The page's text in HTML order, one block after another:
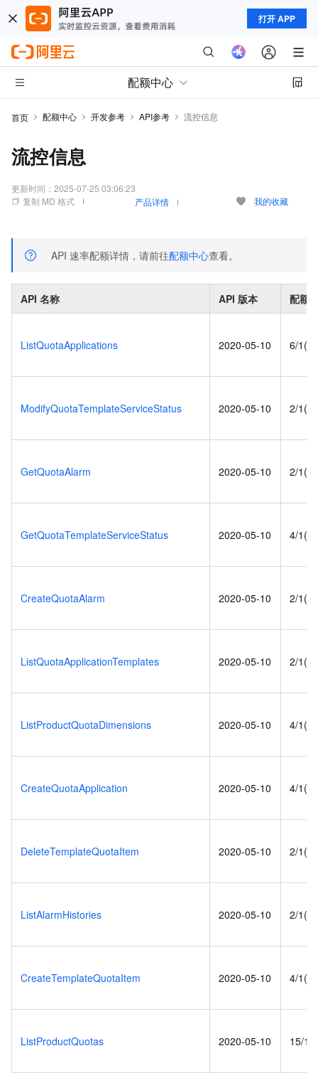
打开 APP
配额中心
首页 配额中心 开发参考 API参考 流控信息
流控信息
更新时间： 2025-07-25 03:06:23
复制 MD 格式
产品详情 我的收藏
API 速率配额详情，请前往配额中心查看。
API 名称 API 版本 配额
ListQuotaApplications 2020-05-10 6/1(s)
ModifyQuotaTemplateServiceStatus 2020-05-10 2/1(s)
GetQuotaAlarm 2020-05-10 2/1(s)
GetQuotaTemplateServiceStatus 2020-05-10 4/1(s)
CreateQuotaAlarm 2020-05-10 2/1(s)
ListQuotaApplicationTemplates 2020-05-10 2/1(s)
ListProductQuotaDimensions 2020-05-10 4/1(s)
CreateQuotaApplication 2020-05-10 4/1(s)
DeleteTemplateQuotaItem 2020-05-10 2/1(s)
ListAlarmHistories 2020-05-10 2/1(s)
CreateTemplateQuotaItem 2020-05-10 4/1(s)
ListProductQuotas 2020-05-10 15/